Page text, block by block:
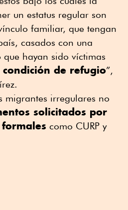
un estatus regular son
familiar, que tengan
casados con una
hayan sido víctimas
condición de refugio”,
migrantes irregulares no
solicitados por
como CURP y